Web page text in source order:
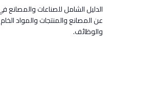
الدليل الشامل للصناعات
عن المصانع والمنتجات والمواد
والوظائف.